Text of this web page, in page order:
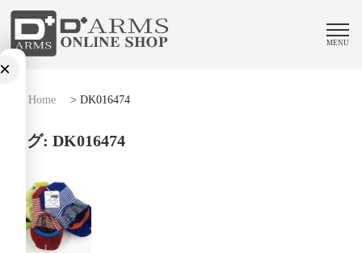
MENU
Home > DK016474
タグ: DK016474
×